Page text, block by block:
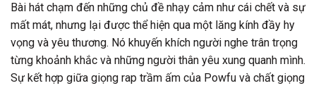
Bài hát chạm đến những chủ đề nhạy cảm như cái chết và sự
mất mát, nhưng lại được thể hiện qua một lăng kính đầy hy
vọng và yêu thương. Nó khuyến khích người nghe trân trọng
từng khoảnh khắc và những người thân yêu xung quanh mình.
Sự kết hợp giữa giọng rap trầm ấm của Powfu và chất giọng